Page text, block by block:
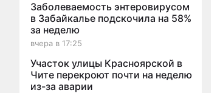
Заболеваемость энтеровирусом
в Забайкалье подскочила на 58%
за неделю
вчера в 17:25
Участок улицы Красноярской в
Чите перекроют почти на неделю
из-за аварии